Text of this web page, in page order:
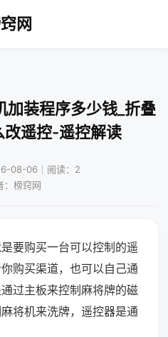
网
加装程序多少钱_折叠
改遥控-遥控解读
08-06｜阅读：2
：榜窍网
要购买一台可以控制的遥
购买渠道，也可以自己通
过主板来控制麻将牌的磁
将机来洗牌，遥控器是通